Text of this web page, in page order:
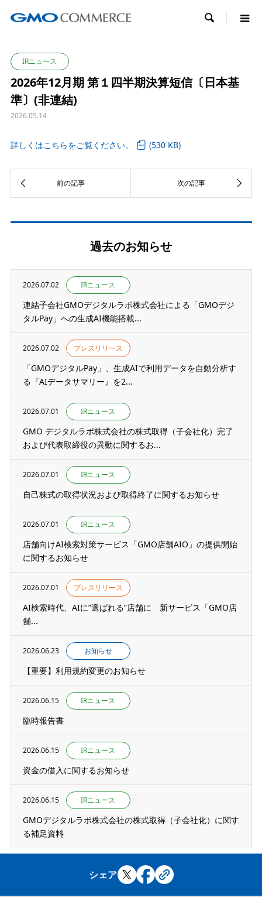

IRニュース
2026年12月期 第１四半期決算短信〔日本基
準〕(非連結)
2026.05.14
詳しくはこちらをご覧ください。 (530 KB)
過去のお知らせ
2026.07.02 IRニュース
連結子会社GMOデジタルラボ株式会社による「GMOデジ
タルPay」への生成AI機能搭載...
2026.07.02 プレスリリース
「GMOデジタルPay」、生成AIで利用データを自動分析す
る『AIデータサマリー』を2...
2026.07.01 IRニュース
GMO デジタルラボ株式会社の株式取得（子会社化）完了
および代表取締役の異動に関するお...
2026.07.01 IRニュース
自己株式の取得状況および取得終了に関するお知らせ
2026.07.01 IRニュース
店舗向けAI検索対策サービス「GMO店舗AIO」の提供開始
に関するお知らせ
2026.07.01 プレスリリース
AI検索時代、AIに”選ばれる”店舗に 新サービス「GMO店
舗...
2026.06.23 お知らせ
【重要】利用規約変更のお知らせ
2026.06.15 IRニュース
臨時報告書
2026.06.15 IRニュース
資金の借入に関するお知らせ
2026.06.15 IRニュース
GMOデジタルラボ株式会社の株式取得（子会社化）に関す
る補足資料
シェア